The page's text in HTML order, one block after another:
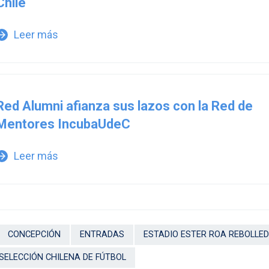
Leer más
Alumni afianza sus lazos con la Red de
IncubaUdeC
Leer más
CONCEPCIÓN ENTRADAS ESTADIO ESTER ROA
CHILENA DE FÚTBOL